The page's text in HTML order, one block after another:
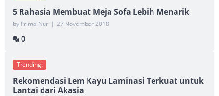
5 Rahasia Membuat Meja Sofa Lebih Menarik
by Prima Nur | 27 November 2018
0
Trending:
Rekomendasi Lem Kayu Laminasi Terkuat untuk
Lantai dari Akasia